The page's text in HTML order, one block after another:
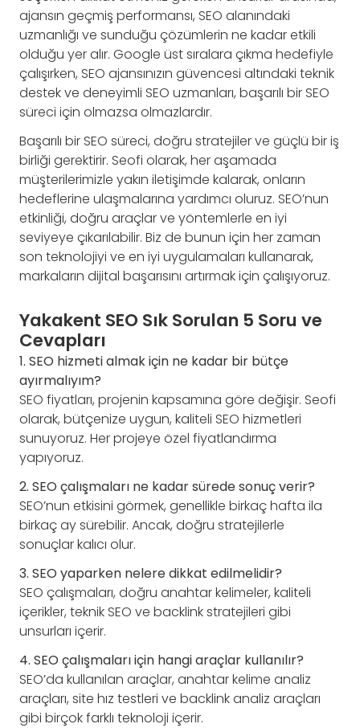
ajansın geçmiş performansı, SEO alanındaki
uzmanlığı ve sunduğu çözümlerin ne kadar etkili
olduğu yer alır. Google üst sıralara çıkma hedefiyle
çalışırken, SEO ajansınızın güvencesi altındaki teknik
destek ve deneyimli SEO uzmanları, başarılı bir SEO
süreci için olmazsa olmazlardır.
Başarılı bir SEO süreci, doğru stratejiler ve güçlü bir iş
birliği gerektirir. Seofi olarak, her aşamada
müşterilerimizle yakın iletişimde kalarak, onların
hedeflerine ulaşmalarına yardımcı oluruz. SEO’nun
etkinliği, doğru araçlar ve yöntemlerle en iyi
seviyeye çıkarılabilir. Biz de bunun için her zaman
son teknolojiyi ve en iyi uygulamaları kullanarak,
markaların dijital başarısını artırmak için çalışıyoruz.
Yakakent SEO Sık Sorulan 5 Soru ve
Cevapları
1. SEO hizmeti almak için ne kadar bir bütçe
ayırmalıyım?
SEO fiyatları, projenin kapsamına göre değişir. Seofi
olarak, bütçenize uygun, kaliteli SEO hizmetleri
sunuyoruz. Her projeye özel fiyatlandırma
yapıyoruz.
2. SEO çalışmaları ne kadar sürede sonuç verir?
SEO’nun etkisini görmek, genellikle birkaç hafta ila
birkaç ay sürebilir. Ancak, doğru stratejilerle
sonuçlar kalıcı olur.
3. SEO yaparken nelere dikkat edilmelidir?
SEO çalışmaları, doğru anahtar kelimeler, kaliteli
içerikler, teknik SEO ve backlink stratejileri gibi
unsurları içerir.
4. SEO çalışmaları için hangi araçlar kullanılır?
SEO’da kullanılan araçlar, anahtar kelime analiz
araçları, site hız testleri ve backlink analiz araçları
gibi birçok farklı teknoloji içerir.